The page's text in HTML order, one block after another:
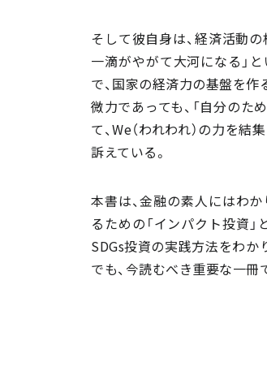
そして彼自身は、経済活動
一滴がやがて大河になる」
で、国家の経済力の基盤を
微力であっても、「自分のた
て、We（われわれ）の力を
訴えている。
本書は、金融の素人にはわか
るための「インパクト投資
SDGs投資の実践方法をわ
でも、今読むべき重要な一冊